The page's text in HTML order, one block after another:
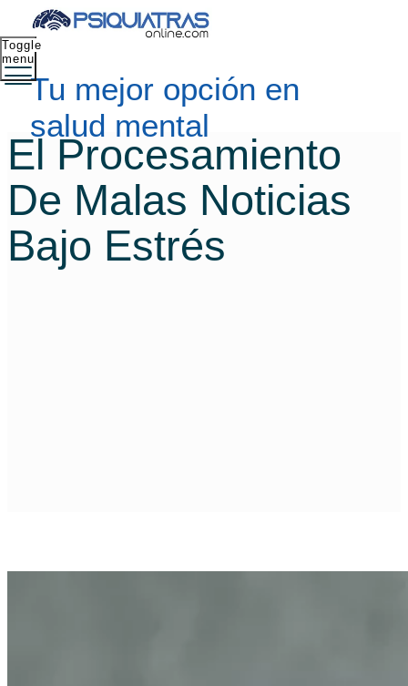
Tu mejor opción en
salud mental
Toggle
menu
El Procesamiento
De Malas Noticias
Bajo Estrés